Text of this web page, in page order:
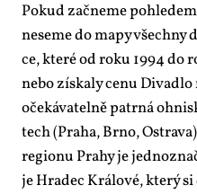
Po­kud za­čne­me
ne­se­me do ma­py
ce, kte­ré od roku 1994 do
ne­bo zís­ka­ly ce­nu
oče­ká­va­tel­ně pa­tr­ná
tech (Pra­ha, Br­no,
re­gi­o­nu Pra­hy je
je Hra­dec Krá­lo­vé, kte­rý